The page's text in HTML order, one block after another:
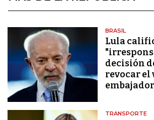
BRASIL
Lula
decisión
revocar el
TRANSPORTE